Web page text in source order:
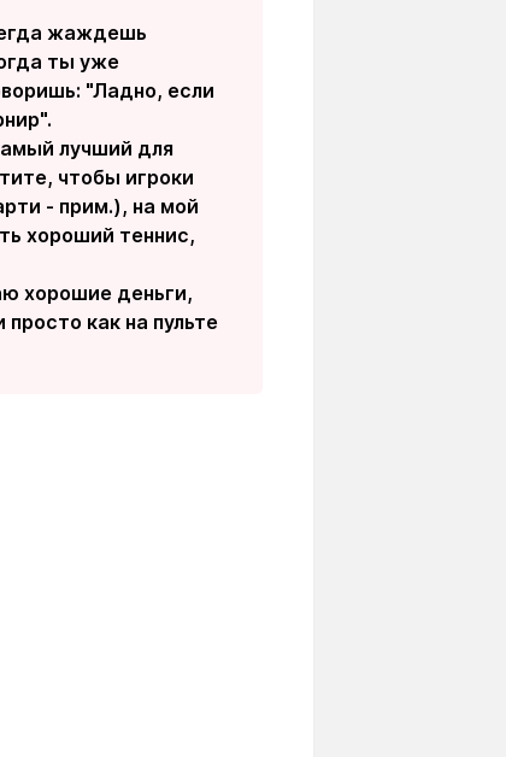
жаждешь
ты уже
"Ладно, если
лучший для
чтобы игроки
- прим.), на мой
хороший теннис,
хорошие деньги,
как на пульте